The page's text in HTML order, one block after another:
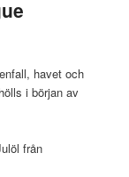
havet och
i början av
från